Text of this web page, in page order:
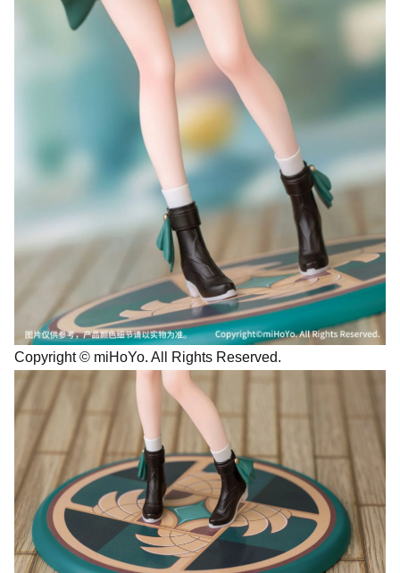
Copyright © miHoYo. All Rights Reserved.